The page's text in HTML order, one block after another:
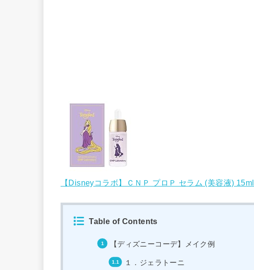
【Disneyコラボ】ＣＮＰ プロＰ セラム (美容液) 15ml
Table of Contents
【ディズニーコーデ】メイク例
１．ジェラトーニ